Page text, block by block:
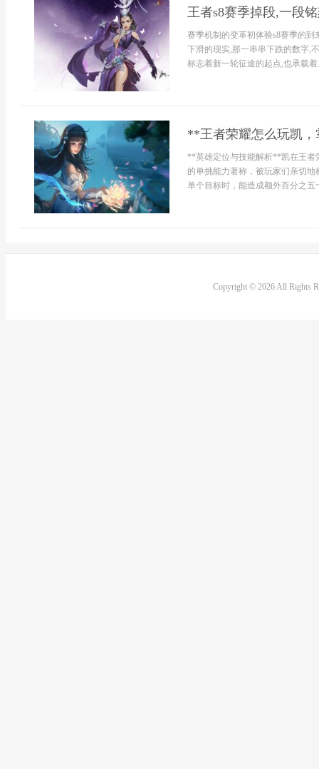
王者s8赛季掉段,一段
赛季机制的变革初体验s8赛季的
下滑的现实,那一串串下跌的数字,
标志着新一轮征途的起点,也承载
**王者荣耀怎么玩凯
**英雄定位与技能解析**凯在王者
的单挑能力著称，被玩家们亲切地
单个目标时，能造成额外百分之五
Copyright © 2026 All Rights